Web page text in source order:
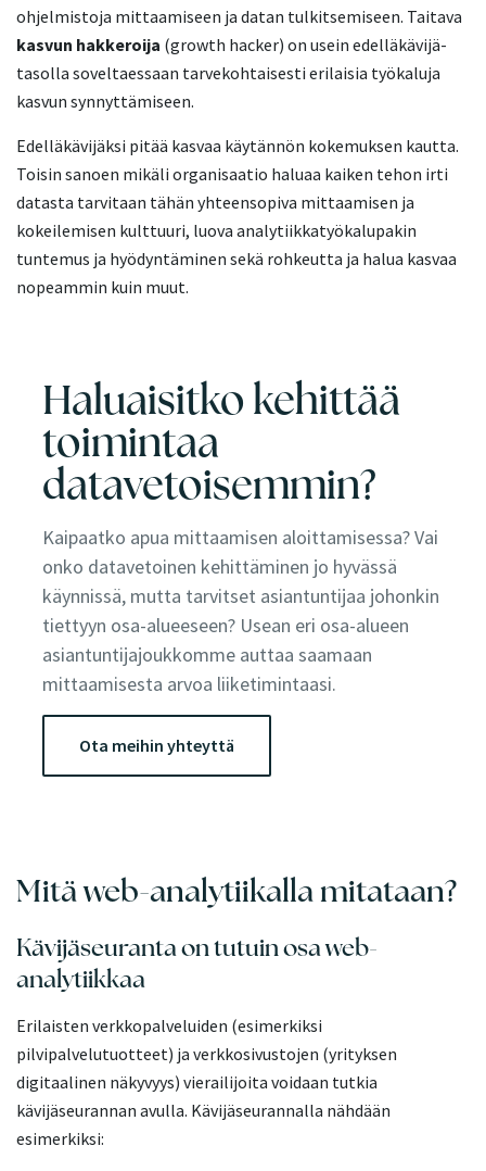
ohjelmistoja mittaamiseen ja datan tulkitsemiseen. Taitava
kasvun hakkeroija (growth hacker) on usein edelläkävijä-
tasolla soveltaessaan tarvekohtaisesti erilaisia työkaluja
kasvun synnyttämiseen.
Edelläkävijäksi pitää kasvaa käytännön kokemuksen kautta.
Toisin sanoen mikäli organisaatio haluaa kaiken tehon irti
datasta tarvitaan tähän yhteensopiva mittaamisen ja
kokeilemisen kulttuuri, luova analytiikkatyökalupakin
tuntemus ja hyödyntäminen sekä rohkeutta ja halua kasvaa
nopeammin kuin muut.
Haluaisitko kehittää
toimintaa
datavetoisemmin?
Kaipaatko apua mittaamisen aloittamisessa? Vai
onko datavetoinen kehittäminen jo hyvässä
käynnissä, mutta tarvitset asiantuntijaa johonkin
tiettyyn osa-alueeseen? Usean eri osa-alueen
asiantuntijajoukkomme auttaa saamaan
mittaamisesta arvoa liiketimintaasi.
Ota meihin yhteyttä
Mitä web-analytiikalla mitataan?
Kävijäseuranta on tutuin osa web-
analytiikkaa
Erilaisten verkkopalveluiden (esimerkiksi
pilvipalvelutuotteet) ja verkkosivustojen (yrityksen
digitaalinen näkyvyys) vierailijoita voidaan tutkia
kävijäseurannan avulla. Kävijäseurannalla nähdään
esimerkiksi: